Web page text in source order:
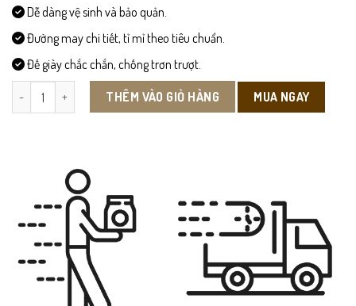
Dễ dàng vệ sinh và bảo quản.
Đường may chi tiết, tỉ mỉ theo tiêu chuẩn.
Đế giày chắc chắn, chống trơn trượt.
VB204-Ví Da Nam Đút Túi số lượng
THÊM VÀO GIỎ HÀNG MUA NGAY